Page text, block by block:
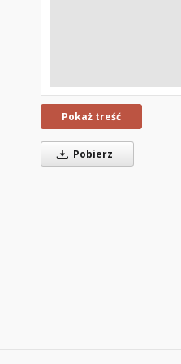
Pokaż treść
Pobierz